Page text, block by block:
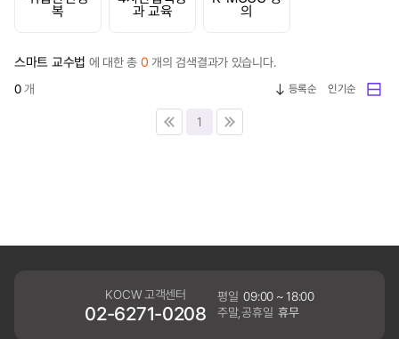
복 과 교육 의
스마트 교수법 에 대한 총 0 개의 검색결과가 있습니다.
0개 등록순 인기순
1
KOCW 고객센터
02-6271-0208
평일 09:00 ~ 18:00
주말,공휴일 휴무